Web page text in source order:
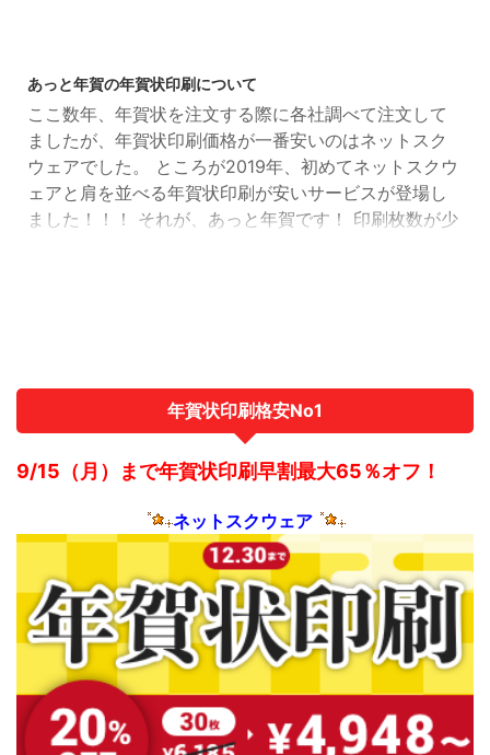
あっと年賀の年賀状印刷について
ここ数年、年賀状を注文する際に各社調べて注文して
ましたが、年賀状印刷価格が一番安いのはネットスク
ウェアでした。 ところが2019年、初めてネットスクウ
ェアと肩を並べる年賀状印刷が安いサービスが登場し
ました！！！ それが、あっと年賀です！ 印刷枚数が少
年賀状印刷格安No1
9/15（月）まで年賀状印刷早割最大65％オフ！
ネットスクウェア